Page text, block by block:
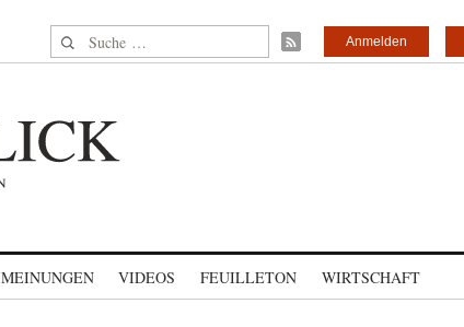
Suche nach: Anmelden
MEINUNGEN VIDEOS FEUILLETON WIRTSCHAFT